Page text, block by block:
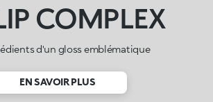
COMPLEX
d'un gloss emblématique
EN SAVOIR PLUS